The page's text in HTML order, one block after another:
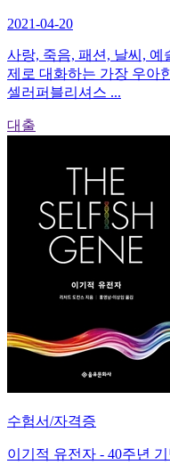
2021-04-20
사랑, 죽음, 패션, 날씨,
제로 대화하는 가장 우아
셀러퍼블리셔스 ...
대출
수험서/자격증
이기적 유전자 - 40주년